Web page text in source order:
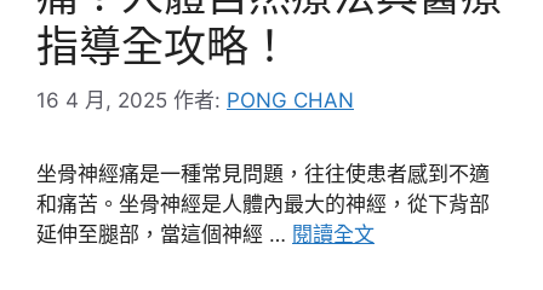
指導全攻略！
16 4 月, 2025 作者: PONG CHAN
坐骨神經痛是一種常見問題，往往使患者感到不適
和痛苦。坐骨神經是人體內最大的神經，從下背部
延伸至腿部，當這個神經 … 閱讀全文